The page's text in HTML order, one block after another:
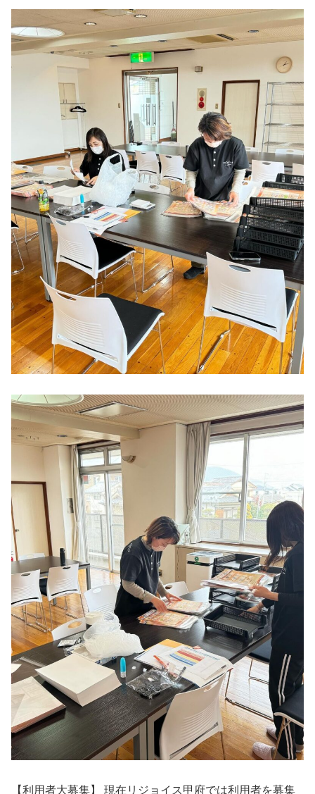
【利用者大募集】 現在リジョイス甲府では利用者を募集